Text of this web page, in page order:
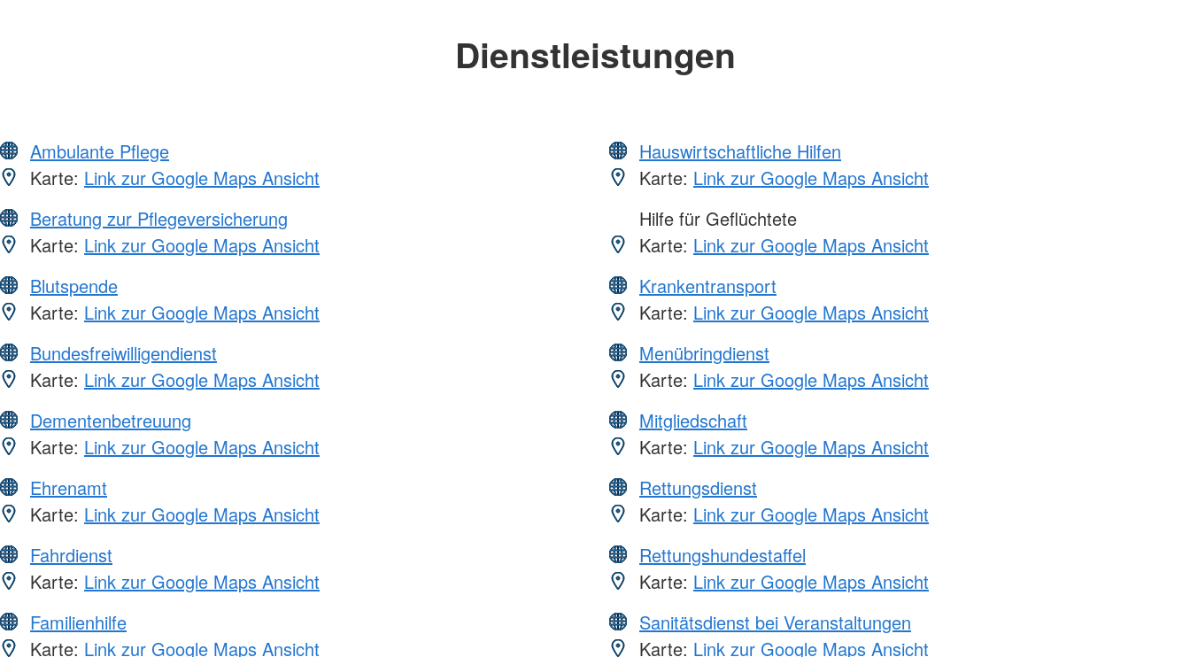
Dienstleistungen
Ambulante Pflege
Karte: Link zur Google Maps Ansicht
Beratung zur Pflegeversicherung
Karte: Link zur Google Maps Ansicht
Blutspende
Karte: Link zur Google Maps Ansicht
Bundesfreiwilligendienst
Karte: Link zur Google Maps Ansicht
Dementenbetreuung
Karte: Link zur Google Maps Ansicht
Ehrenamt
Karte: Link zur Google Maps Ansicht
Fahrdienst
Karte: Link zur Google Maps Ansicht
Familienhilfe
Karte: Link zur Google Maps Ansicht
Hauswirtschaftliche Hilfen
Karte: Link zur Google Maps Ansicht
Hilfe für Geflüchtete
Karte: Link zur Google Maps Ansicht
Krankentransport
Karte: Link zur Google Maps Ansicht
Menübringdienst
Karte: Link zur Google Maps Ansicht
Mitgliedschaft
Karte: Link zur Google Maps Ansicht
Rettungsdienst
Karte: Link zur Google Maps Ansicht
Rettungshundestaffel
Karte: Link zur Google Maps Ansicht
Sanitätsdienst bei Veranstaltungen
Karte: Link zur Google Maps Ansicht